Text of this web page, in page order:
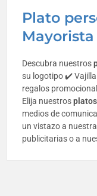
Plato
Mayorista
Descubra nuestros
su logotipo ✔️
regalos
Elija nuestros
medios de
un vistazo a
publicitarias o a